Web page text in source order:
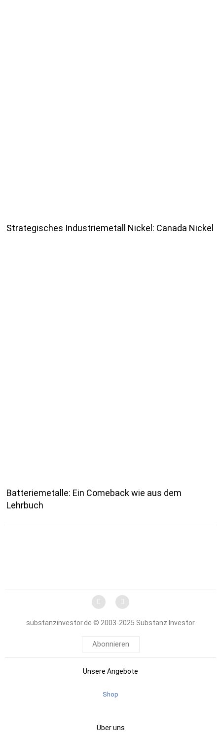
Strategisches Industriemetall Nickel: Canada Nickel
Batteriemetalle: Ein Comeback wie aus dem
Lehrbuch
substanzinvestor.de © 2003-2025 Substanz Investor
Abonnieren
Unsere Angebote
Shop
Über uns